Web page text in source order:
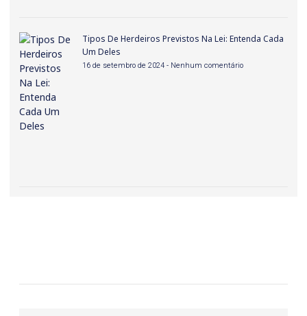
Tipos De Herdeiros Previstos Na Lei: Entenda Cada
Um Deles
16 de setembro de 2024 Nenhum comentário